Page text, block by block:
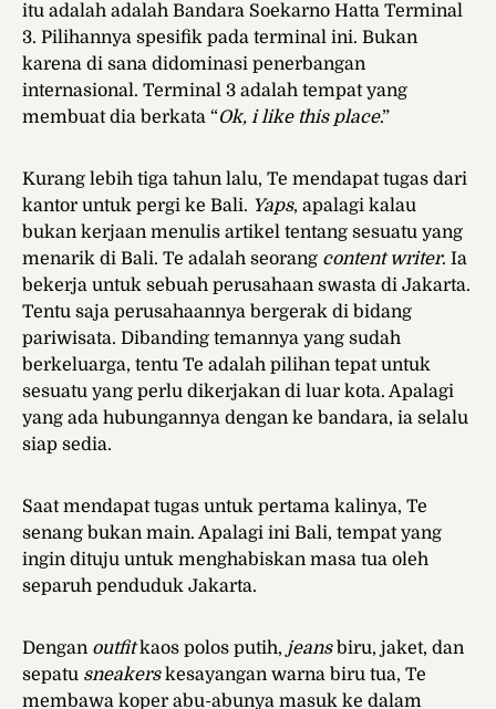
itu adalah adalah Bandara Soekarno Hatta Terminal
3. Pilihannya spesifik pada terminal ini. Bukan
karena di sana didominasi penerbangan
internasional. Terminal 3 adalah tempat yang
membuat dia berkata “Ok, i like this place.”
Kurang lebih tiga tahun lalu, Te mendapat tugas dari
kantor untuk pergi ke Bali. Yaps, apalagi kalau
bukan kerjaan menulis artikel tentang sesuatu yang
menarik di Bali. Te adalah seorang content writer. Ia
bekerja untuk sebuah perusahaan swasta di Jakarta.
Tentu saja perusahaannya bergerak di bidang
pariwisata. Dibanding temannya yang sudah
berkeluarga, tentu Te adalah pilihan tepat untuk
sesuatu yang perlu dikerjakan di luar kota. Apalagi
yang ada hubungannya dengan ke bandara, ia selalu
siap sedia.
Saat mendapat tugas untuk pertama kalinya, Te
senang bukan main. Apalagi ini Bali, tempat yang
ingin dituju untuk menghabiskan masa tua oleh
separuh penduduk Jakarta.
Dengan outfitkaos polos putih, jeansbiru, jaket, dan
sepatu sneakerskesayangan warna biru tua, Te
membawa koper abu-abunya masuk ke dalam